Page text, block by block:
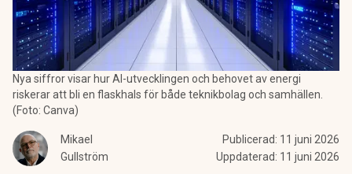
Nya siffror visar hur AI-utvecklingen och behovet av energi
riskerar att bli en flaskhals för både teknikbolag och samhällen.
(Foto: Canva)
Mikael
Gullström
Publicerad: 11 juni 2026
Uppdaterad: 11 juni 2026